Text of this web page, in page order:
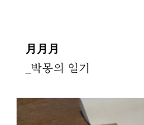
月月月
_박몽의 일기